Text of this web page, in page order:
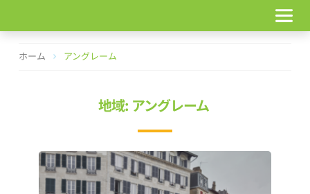
テ
ホーム アングレーム
地域: アングレーム